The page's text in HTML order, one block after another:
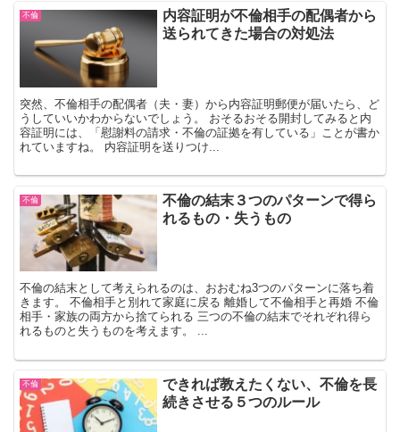
不倫
内容証明が不倫相手の配偶者から
送られてきた場合の対処法
突然、不倫相手の配偶者（夫・妻）から内容証明郵便が届いたら、ど
うしていいかわからないでしょう。 おそるおそる開封してみると内
容証明には、「慰謝料の請求・不倫の証拠を有している」ことが書か
れていますね。 内容証明を送りつけ...
不倫
不倫の結末３つのパターンで得ら
れるもの・失うもの
不倫の結末として考えられるのは、おおむね3つのパターンに落ち着
きます。 不倫相手と別れて家庭に戻る 離婚して不倫相手と再婚 不倫
相手・家族の両方から捨てられる 三つの不倫の結末でそれぞれ得ら
れるものと失うものを考えます。 ...
不倫
できれば教えたくない、不倫を長
続きさせる５つのルール